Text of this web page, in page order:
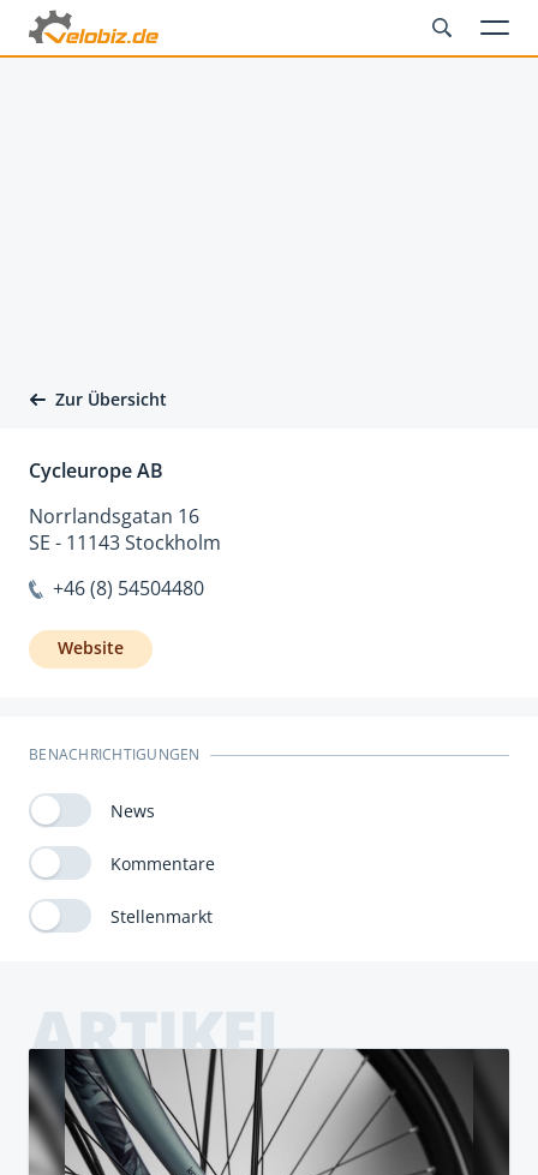
Zur Übersicht
Cycleurope AB
Norrlandsgatan 16
SE - 11143 Stockholm
+46 (8) 54504480
Website
BENACHRICHTIGUNGEN
News
Kommentare
Stellenmarkt
ARTIKEL